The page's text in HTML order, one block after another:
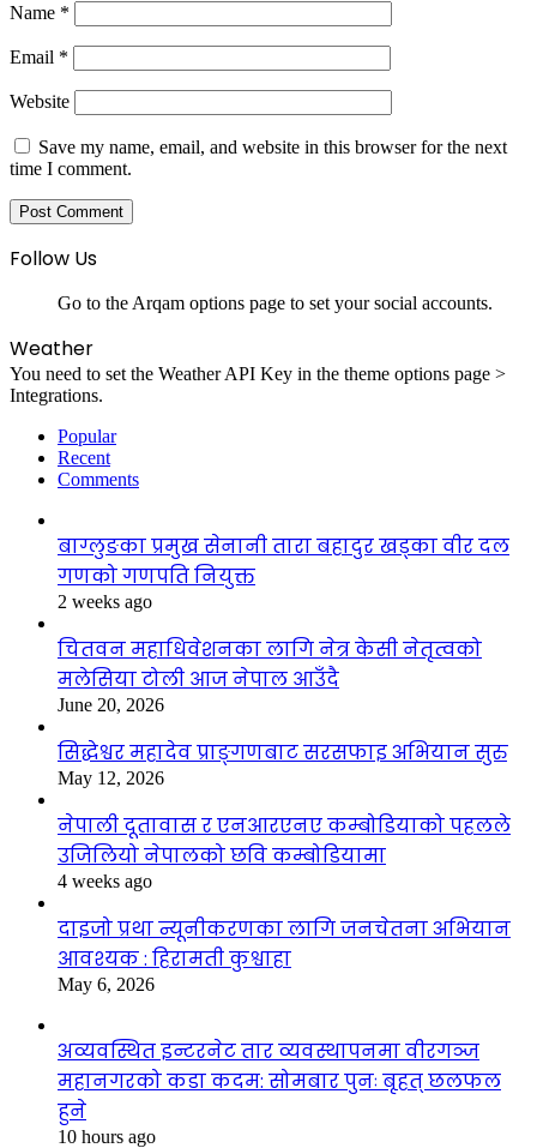
Name *
Email *
Website
Save my name, email, and website in this browser for the next
time I comment.
Follow Us
Go to the Arqam options page to set your social accounts.
Weather
You need to set the Weather API Key in the theme options page >
Integrations.
Popular
Recent
Comments
बाग्लुङका प्रमुख सेनानी तारा बहादुर खड्का वीर दल
गणको गणपति नियुक्त
2 weeks ago
चितवन महाधिवेशनका लागि नेत्र केसी नेतृत्वको
मलेसिया टोली आज नेपाल आउँदै
June 20, 2026
सिद्धेश्वर महादेव प्राङ्गणबाट सरसफाइ अभियान सुरु
May 12, 2026
नेपाली दूतावास र एनआरएनए कम्बोडियाको पहलले
उजिलियो नेपालको छवि कम्बोडियामा
4 weeks ago
दाइजो प्रथा न्यूनीकरणका लागि जनचेतना अभियान
आवश्यक : हिरामती कुश्वाहा
May 6, 2026
अव्यवस्थित इन्टरनेट तार व्यवस्थापनमा वीरगञ्ज
महानगरको कडा कदम: सोमबार पुनः बृहत् छलफल
हुने
10 hours ago